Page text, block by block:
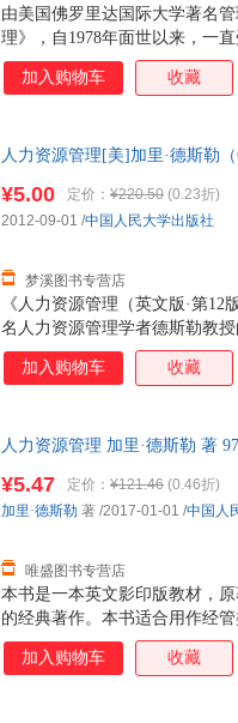
由美国佛罗里达国际大学著名
理》，自1978年面世以来，一
在世界最大的教育图书出版商
上，该书一直名列前茅。由中
以“人高于一切”的价值观为基
门的事。凡是管理者都需要在
底。（2）赢得雇员的献身精神
加入购物车 收藏
人力资源管理[美]加里·德斯勒
《人力资源管理（英文版·第
名人力资源管理学者德斯勒教
本特色的基础上进行了如下重
理”专栏，详细讲解应当如何
响纳入讨论范围，在很多章中
人力资源管理的任务。3．新增
讲述创业型企业可能遇到的各
¥5.00 定价： ¥220.50 (0.23折)
梦溪图书专营店
2012-09-01 /中国人民大学出版社
加入购物车 收藏
人力资源管理 加里·德斯勒 著
本书是一本英文影印版教材，
的经典著作。本书适合用作经
课程教材。
¥5.47 定价： ¥121.46 (0.46折)
唯盛图书专营店
加里·德斯勒 著 /2017-01-01 /中国人
加入购物车 收藏